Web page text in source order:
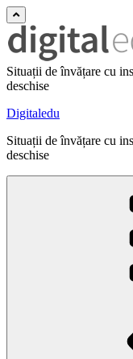
Situații de învățare cu
deschise
Digitaledu
Situații de învățare cu
deschise